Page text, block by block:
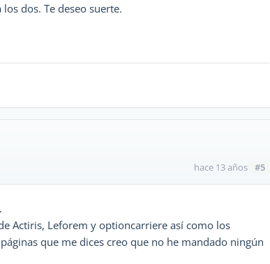
dos. Te deseo suerte.
hace 13 años #5
Actiris, Leforem y optioncarriere así como los
que me dices creo que no he mandado ningún